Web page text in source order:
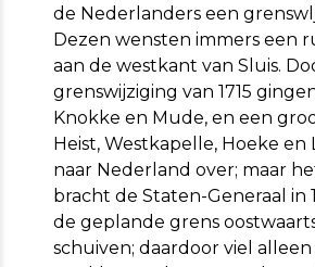
de Nederlanders een
Dezen wensten immers een
aan de westkant van Sluis.
grenswijziging van 1715
Knokke en Mude, en een
Heist, Westkapelle, Hoeke en
naar Nederland over; maar
bracht de Staten-Generaal in
de geplande grens
schuiven; daardoor viel